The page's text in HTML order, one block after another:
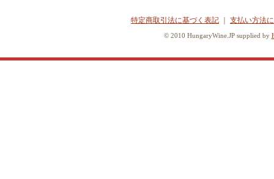
特定商取引法に基づく表記 支払い方法
© 2010 HungaryWine.JP supplied by